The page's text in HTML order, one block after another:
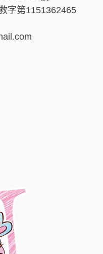
字第1151362465